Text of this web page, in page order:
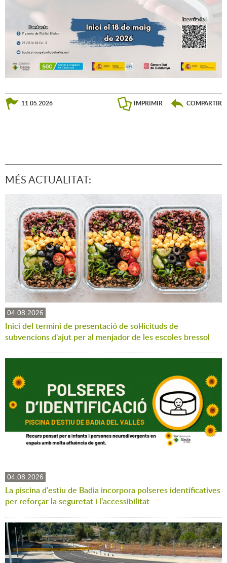
11.05.2026 IMPRIMIR COMPARTIR
MÉS ACTUALITAT:
04.08.2026
Inici del termini de presentació de sol·licituds de
subvencions d'ajut per al menjador de les escoles bressol
04.08.2026
La piscina d'estiu de Badia incorpora polseres identificatives
per reforçar la seguretat i l'accessibilitat